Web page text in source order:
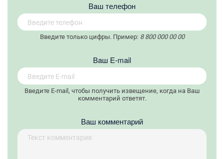
Вaш телефон
Введите только цифры. Пример: 8 800 000 00 00
Вaш E-mail
Введите E-mail, чтобы получить извещение, когда на Ваш
комментарий ответят.
Ваш комментарий